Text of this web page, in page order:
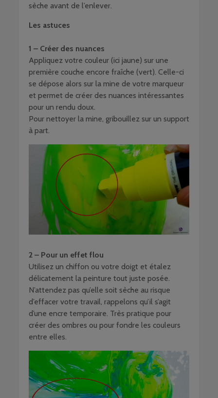
sèche avant de l’enlever.
Les astuces
1 – Créer des nuances
Appliquez votre couleur (ici jaune) sur une
première couche encore fraîche (vert). Celle-ci
se dépose alors sur la mine de votre marqueur
et permet de créer des nuances intéressantes
pour un rendu doux.
Pour nettoyer la mine, gribouillez sur un support
à part.
2 – Pour un effet flou
Utilisez un chiffon ou votre doigt et étalez
délicatement la peinture tout juste posée.
N’attendez pas qu’elle soit sèche au risque
d’effacer votre travail, rappelons qu’il s’agit
d’une encre temporaire. Très pratique pour
créer des ombres ou pour fondre les couleurs
entre elles.